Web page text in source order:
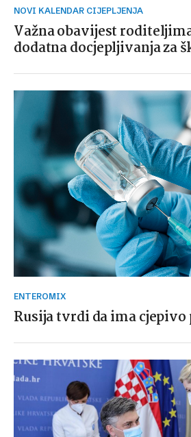
NOVI KALENDAR CIJEPLJENJA
Važna obavijest
dodatna docjepljivanja za
ENTEROMIX
Rusija tvrdi da ima